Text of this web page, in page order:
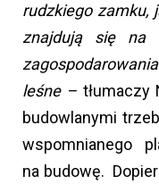
rudzkiego zamku,
znajdują się na
leśne – tłumaczy
budowlanymi
wspomnianego
na budowę.